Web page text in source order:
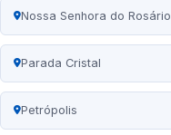
Nossa Senhora do Rosário
Parada Cristal
Petrópolis